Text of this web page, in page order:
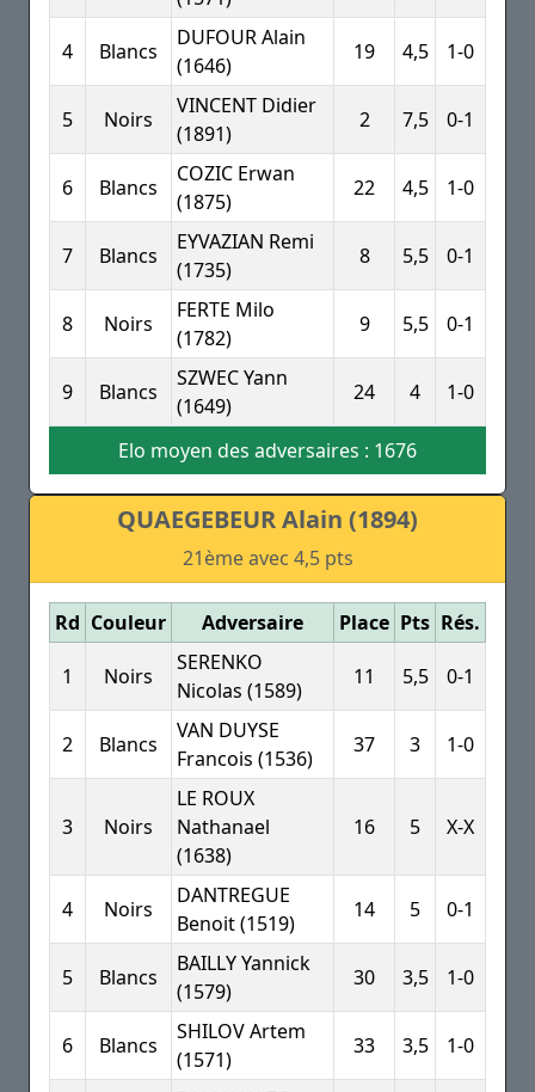
Elo moyen des adversaires : 1676
4 Blancs
DUFOUR Alain
(1646)
19 4,5 1-0
5 Noirs
VINCENT Didier
(1891)
2 7,5 0-1
6 Blancs
COZIC Erwan
(1875)
22 4,5 1-0
7 Blancs
EYVAZIAN Remi
(1735)
8 5,5 0-1
8 Noirs
FERTE Milo
(1782)
9 5,5 0-1
9 Blancs
SZWEC Yann
(1649)
24 4 1-0
QUAEGEBEUR Alain (1894)
21ème avec 4,5 pts
Rd Couleur Adversaire Place Pts Rés.
1 Noirs
SERENKO
Nicolas (1589)
11 5,5 0-1
2 Blancs
VAN DUYSE
Francois (1536)
37 3 1-0
3 Noirs
LE ROUX
Nathanael
(1638)
16 5 X-X
4 Noirs
DANTREGUE
Benoit (1519)
14 5 0-1
5 Blancs
BAILLY Yannick
(1579)
30 3,5 1-0
6 Blancs
SHILOV Artem
(1571)
33 3,5 1-0